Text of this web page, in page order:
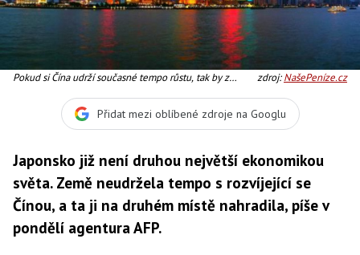
Pokud si Čína udrží současné tempo růstu, tak by z
překonat , Foto: SXC
zdroj:NašePeníze.cz
Přidat mezi oblíbené zdroje na Googlu
Japonsko již není druhou největší ekonomikou
světa. Země neudržela tempo s rozvíjející se
Čínou, a ta ji na druhém místě nahradila, píše v
pondělí agentura AFP.